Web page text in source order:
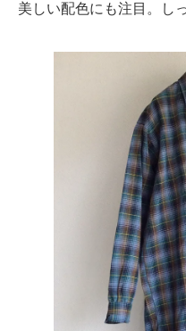
美しい配色にも注目。し